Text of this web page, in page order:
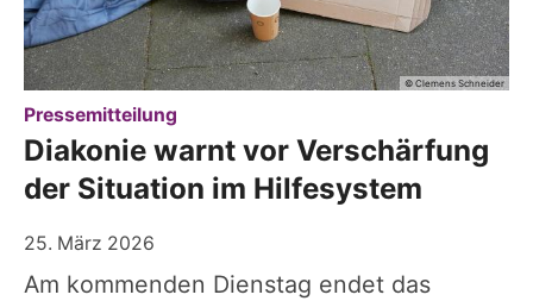
© Clemens Schneider
Pressemitteilung
Diakonie warnt vor Verschärfung
der Situation im Hilfesystem
25. März 2026
Am kommenden Dienstag endet das